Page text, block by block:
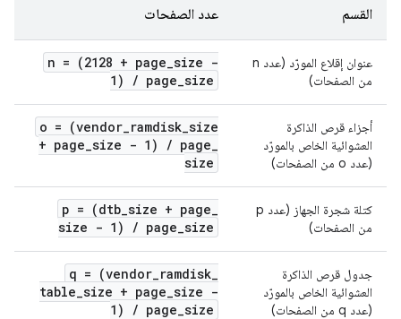
القسم عدد الصفحات
عنوان إقلاع المورّد (عدد n
من الصفحات)
n = (2128 + page_size -
1)
/ page_size
أجزاء قرص الذاكرة
العشوائية الخاص بالمورّد
(عدد o من الصفحات)
o = (vendor_ramdisk_size
+ page_size - 1) / page_
size
كتلة شجرة الجهاز (عدد p
من الصفحات)
p = (dtb_size + page_
size - 1)
/ page_size
جدول قرص الذاكرة
العشوائية الخاص بالمورّد
(عدد q من الصفحات)
q = (vendor_ramdisk_
table_size + page_size -
1)
/ page_size